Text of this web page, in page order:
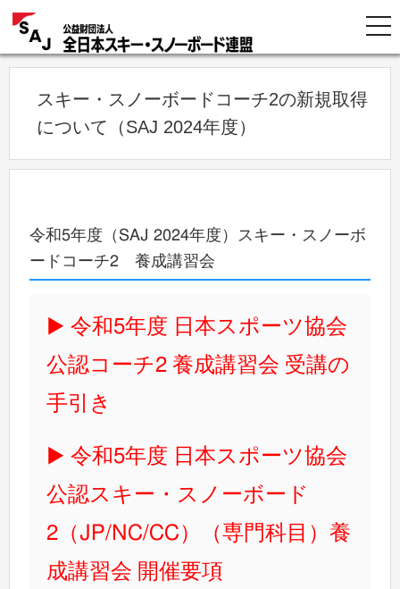
スキー・スノーボードコーチ2の新規取得
について（SAJ 2024年度）
令和5年度（SAJ 2024年度）スキー・スノーボ
ードコーチ2 養成講習会
令和5年度 日本スポーツ協会
公認コーチ2 養成講習会 受講の
手引き
令和5年度 日本スポーツ協会
公認スキー・スノーボード
2（JP/NC/CC）（専門科目）養
成講習会 開催要項